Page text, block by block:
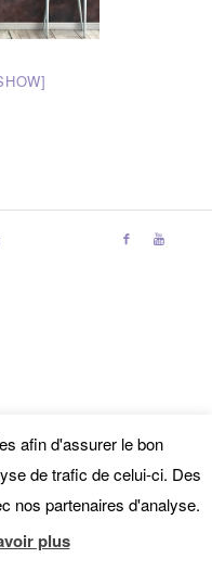
afin d'assurer le bon
de trafic de celui-ci. Des
nos partenaires d'analyse.
plus